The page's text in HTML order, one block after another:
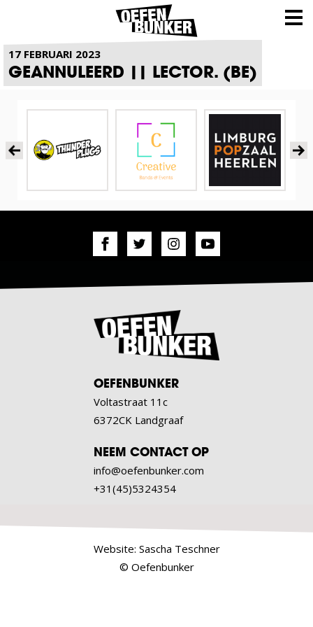
NIEUWS
17 FEBRUARI 2023
GEANNULEERD || LECTOR. (BE)
OEFENBUNKER
Voltastraat 11c
6372CK Landgraaf
NEEM CONTACT OP
info@oefenbunker.com
+31(45)5324354
Website: Sascha Teschner
© Oefenbunker